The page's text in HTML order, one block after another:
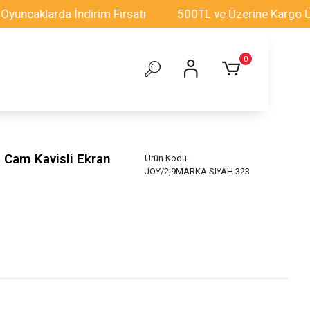
İndirim Fırsatı 500TL ve Üzerine Kargo
0
Kavisli Ekran
Ürün Kodu:
JOY/2,9MARKA.SIYAH.323